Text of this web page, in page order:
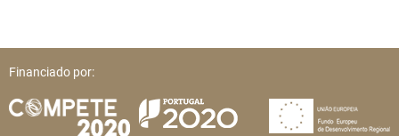
Financiado por: